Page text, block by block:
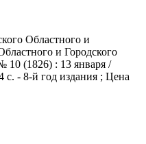
Областного и
и Городского
10 (1826) : 13 января /
с. - 8-й год издания ; Цена